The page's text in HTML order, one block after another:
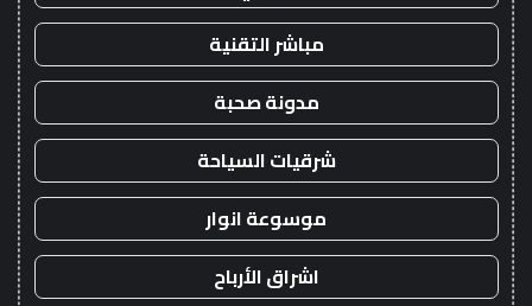
مباشر التقنية
مدونة صحبة
شرقيات السياحة
موسوعة انوار
اشراق الأرباح